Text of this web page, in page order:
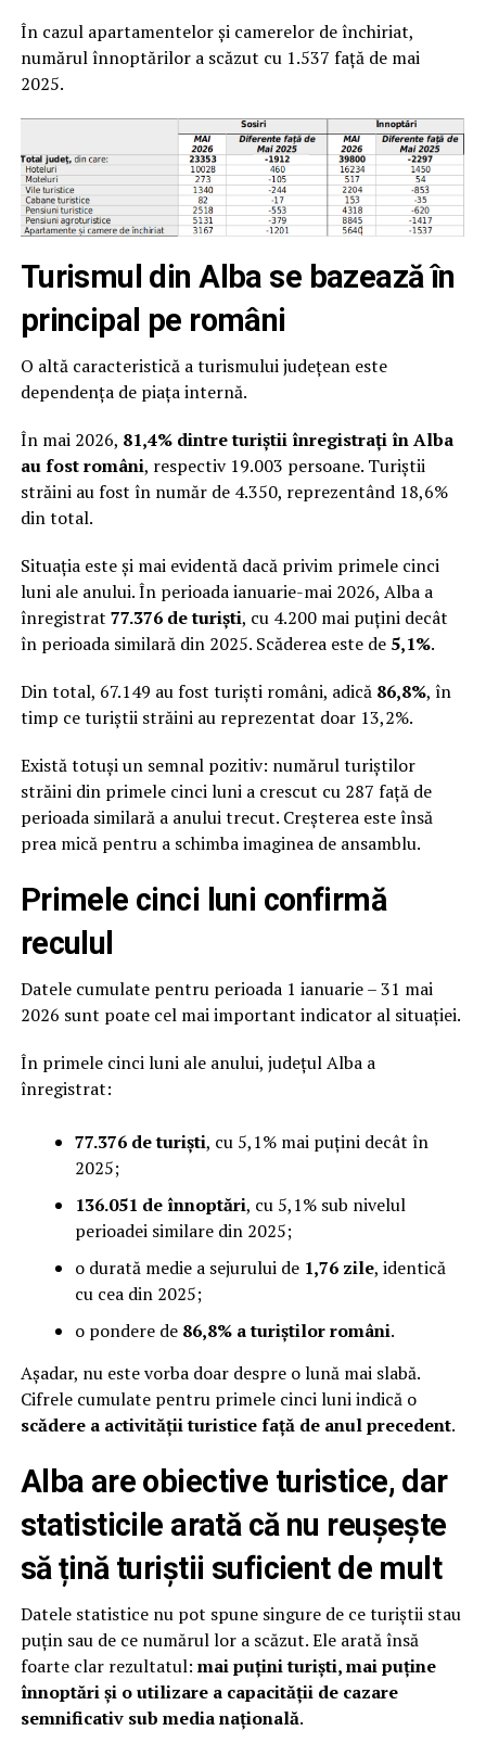
În cazul apartamentelor și camerelor de închiriat,
numărul înnoptărilor a scăzut cu 1.537 față de mai
2025.
Turismul din Alba se bazează în
principal pe români
O altă caracteristică a turismului județean este
dependența de piața internă.
În mai 2026, 81,4% dintre turiștii înregistrați în Alba
au fost români, respectiv 19.003 persoane. Turiștii
străini au fost în număr de 4.350, reprezentând 18,6%
din total.
Situația este și mai evidentă dacă privim primele cinci
luni ale anului. În perioada ianuarie-mai 2026, Alba a
înregistrat 77.376 de turiști, cu 4.200 mai puțini decât
în perioada similară din 2025. Scăderea este de 5,1%.
Din total, 67.149 au fost turiști români, adică 86,8%, în
timp ce turiștii străini au reprezentat doar 13,2%.
Există totuși un semnal pozitiv: numărul turiștilor
străini din primele cinci luni a crescut cu 287 față de
perioada similară a anului trecut. Creșterea este însă
prea mică pentru a schimba imaginea de ansamblu.
Primele cinci luni confirmă
reculul
Datele cumulate pentru perioada 1 ianuarie – 31 mai
2026 sunt poate cel mai important indicator al situației.
În primele cinci luni ale anului, județul Alba a
înregistrat:
77.376 de turiști, cu 5,1% mai puțini decât în
2025;
136.051 de înnoptări, cu 5,1% sub nivelul
perioadei similare din 2025;
o durată medie a sejurului de 1,76 zile, identică
cu cea din 2025;
o pondere de 86,8% a turiștilor români.
Așadar, nu este vorba doar despre o lună mai slabă.
Cifrele cumulate pentru primele cinci luni indică o
scădere a activității turistice față de anul precedent.
Alba are obiective turistice, dar
statisticile arată că nu reușește
să țină turiștii suficient de mult
Datele statistice nu pot spune singure de ce turiștii stau
puțin sau de ce numărul lor a scăzut. Ele arată însă
foarte clar rezultatul: mai puțini turiști, mai puține
înnoptări și o utilizare a capacității de cazare
semnificativ sub media națională.